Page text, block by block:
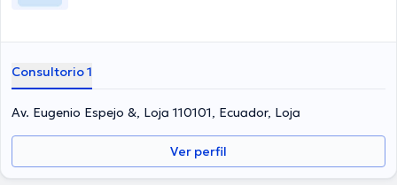
Consultorio 1
Av. Eugenio Espejo &, Loja 110101, Ecuador, Loja
Ver perfil